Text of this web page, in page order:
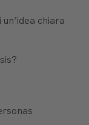
chiara